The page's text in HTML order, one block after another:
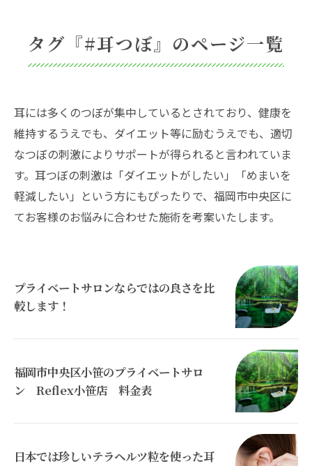
タグ『#耳つぼ』のページ一覧
耳には多くのつぼが集中しているとされており、健康を
維持するうえでも、ダイエット等に励むうえでも、適切
なつぼの刺激によりサポートが得られると言われていま
す。耳つぼの刺激は「ダイエットがしたい」「めまいを
軽減したい」という方にもぴったりで、福岡市中央区に
てお客様のお悩みに合わせた施術を考案いたします。
プライベートサロンならではの良さを比
較します！
福岡市中央区小笹のプライベートサロ
ン Reflex小笹店 料金表
日本では珍しいテラヘルツ粒を使った耳